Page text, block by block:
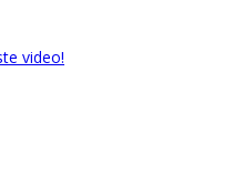
video!